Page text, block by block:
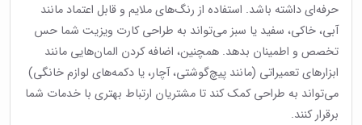
حرفه‌ای داشته باشد. استفاده از رنگ‌های ملایم و قابل اعتماد مانند
آبی، خاکی، سفید یا سبز می‌تواند به طراحی کارت ویزیت شما حس
تخصص و اطمینان بدهد. همچنین، اضافه کردن المان‌هایی مانند
ابزارهای تعمیراتی (مانند پیچ‌گوشتی، آچار، یا دکمه‌های لوازم خانگی)
می‌تواند به طراحی کمک کند تا مشتریان ارتباط بهتری با خدمات شما
برقرار کنند.